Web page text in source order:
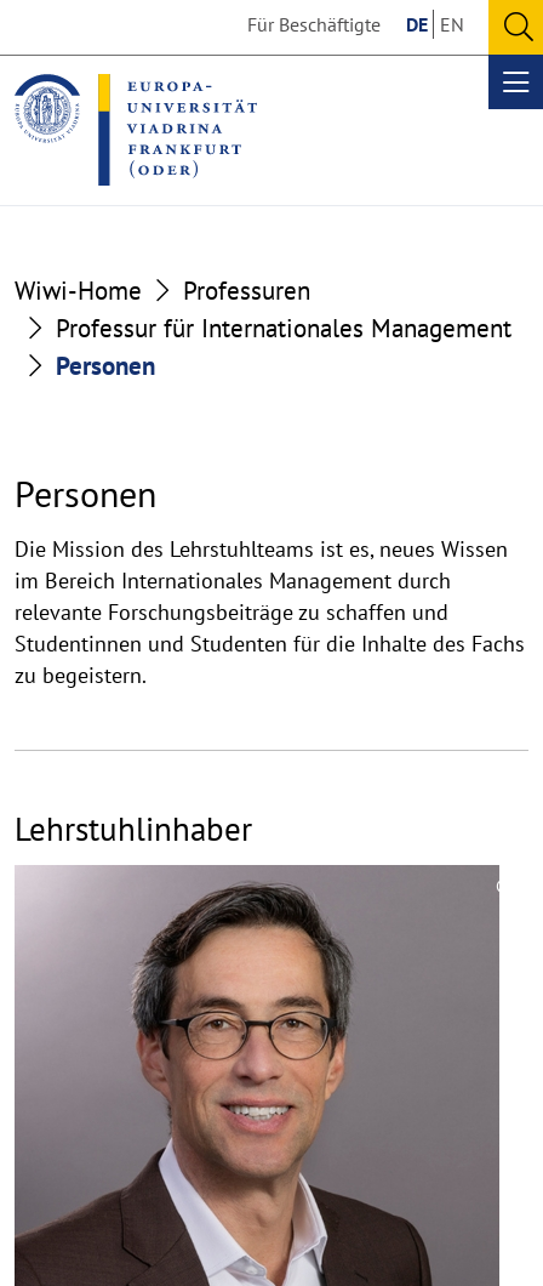
the
content
section
the
footer
section
Für Beschäftigte DE EN
Wiwi-Home
Professuren
Professur für Internationales Management
Personen
Personen
Die Mission des Lehrstuhlteams ist es, neues Wissen
im Bereich Internationales Management durch
relevante Forschungsbeiträge zu schaffen und
Studentinnen und Studenten für die Inhalte des Fachs
zu begeistern.
Lehrstuhlinhaber
©